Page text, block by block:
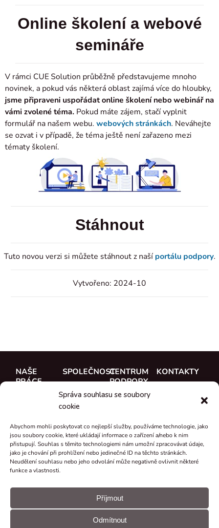
Správa souhlasu se soubory
cookie
Abychom mohli poskytovat co nejlepší služby, používáme technologie, jako
jsou soubory cookie, které ukládají informace o zařízení a/nebo k nim
přistupují. Souhlas s těmito technologiemi nám umožní zpracovávat údaje,
jako je chování při prohlížení nebo jedinečné ID na těchto stránkách.
Neudělení souhlasu nebo jeho odvolání může negativně ovlivnit některé
funkce a vlastnosti.
Příjmout
Odmítnout
Online školení a webové
semináře
V rámci CUE Solution průběžně představujeme mnoho
novinek, a pokud vás některá oblast zajímá více do hloubky,
jsme připraveni uspořádat online školení nebo webinář na
vámi zvolené téma. Pokud máte zájem, stačí vyplnit
formulář na našem webu. webových stránkách. Neváhejte
se ozvat i v případě, že téma ještě není zařazeno mezi
tématy školení.
Stáhnout
Tuto novou verzi si můžete stáhnout z naší portálu podpory.
Vytvořeno: 2024-10
NAŠE
PRÁCE
Reference
Co je nového
SPOLEČNOST
Seznamte se
Kariéra
Certifikáty a
prohlášení
a recyklace
Granty a
CENTRUM
PODPORY
Dokumentace
Podpora
KONTAKTY